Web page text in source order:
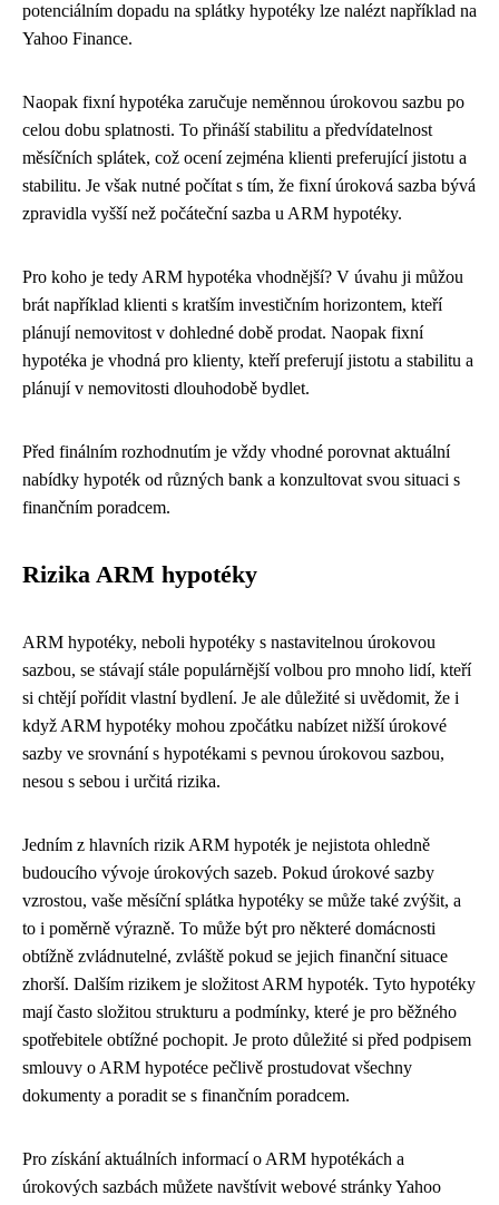
potenciálním dopadu na splátky hypotéky lze nalézt například na
Yahoo Finance.
Naopak fixní hypotéka zaručuje neměnnou úrokovou sazbu po
celou dobu splatnosti. To přináší stabilitu a předvídatelnost
měsíčních splátek, což ocení zejména klienti preferující jistotu a
stabilitu. Je však nutné počítat s tím, že fixní úroková sazba bývá
zpravidla vyšší než počáteční sazba u ARM hypotéky.
Pro koho je tedy ARM hypotéka vhodnější? V úvahu ji můžou
brát například klienti s kratším investičním horizontem, kteří
plánují nemovitost v dohledné době prodat. Naopak fixní
hypotéka je vhodná pro klienty, kteří preferují jistotu a stabilitu a
plánují v nemovitosti dlouhodobě bydlet.
Před finálním rozhodnutím je vždy vhodné porovnat aktuální
nabídky hypoték od různých bank a konzultovat svou situaci s
finančním poradcem.
Rizika ARM hypotéky
ARM hypotéky, neboli hypotéky s nastavitelnou úrokovou
sazbou, se stávají stále populárnější volbou pro mnoho lidí, kteří
si chtějí pořídit vlastní bydlení. Je ale důležité si uvědomit, že i
když ARM hypotéky mohou zpočátku nabízet nižší úrokové
sazby ve srovnání s hypotékami s pevnou úrokovou sazbou,
nesou s sebou i určitá rizika.
Jedním z hlavních rizik ARM hypoték je nejistota ohledně
budoucího vývoje úrokových sazeb. Pokud úrokové sazby
vzrostou, vaše měsíční splátka hypotéky se může také zvýšit, a
to i poměrně výrazně. To může být pro některé domácnosti
obtížně zvládnutelné, zvláště pokud se jejich finanční situace
zhorší. Dalším rizikem je složitost ARM hypoték. Tyto hypotéky
mají často složitou strukturu a podmínky, které je pro běžného
spotřebitele obtížné pochopit. Je proto důležité si před podpisem
smlouvy o ARM hypotéce pečlivě prostudovat všechny
dokumenty a poradit se s finančním poradcem.
Pro získání aktuálních informací o ARM hypotékách a
úrokových sazbách můžete navštívit webové stránky Yahoo